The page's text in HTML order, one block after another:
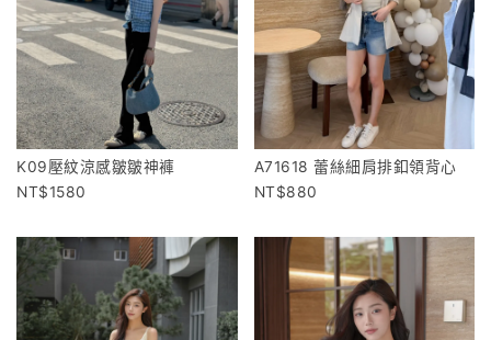
K09壓紋涼感皺皺神褲
1580
A71618 蕾絲細肩排釦領背心
880